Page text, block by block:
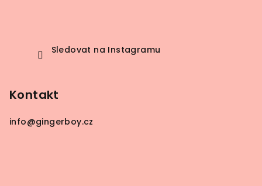
Sledovat na Instagramu
Kontakt
info@gingerboy.cz